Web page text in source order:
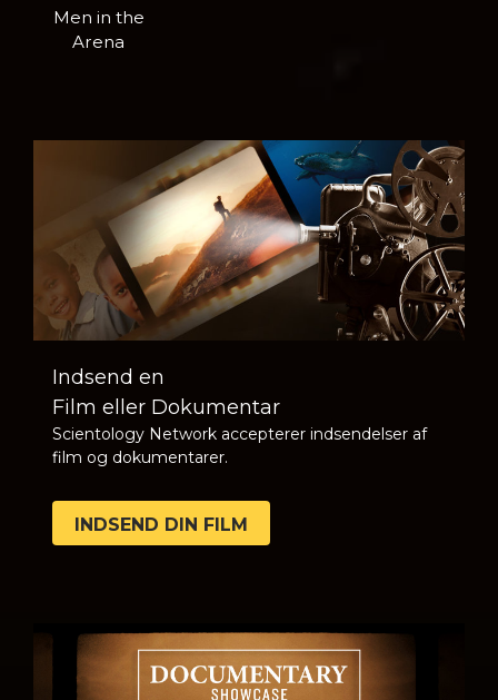
Men in the
Arena
Indsend en
Film eller Dokumentar
Scientology Network accepterer indsendelser af
film og dokumentarer.
INDSEND DIN FILM